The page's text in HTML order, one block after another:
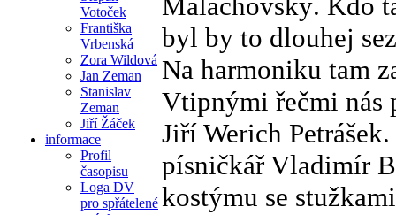
Votoček
Františka
Vrbenská
Zora Wildová
Jan Zeman
Stanislav
Zeman
Jiří Žáček
informace
Profil
časopisu
Loga DV
pro spřátelené
byl by to dlouhej
Na harmoniku tam
Vtipnými řečmi nás
Jiří Werich
písničkář Vladimír
kostýmu se